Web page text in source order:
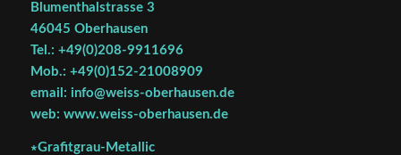
Blumenthalstrasse 3
46045 Oberhausen
Tel.: +49(0)208-9911696
Mob.: +49(0)152-21008909
email: info@weiss-oberhausen.de
web: www.weiss-oberhausen.de
∗Grafitgrau-Metallic